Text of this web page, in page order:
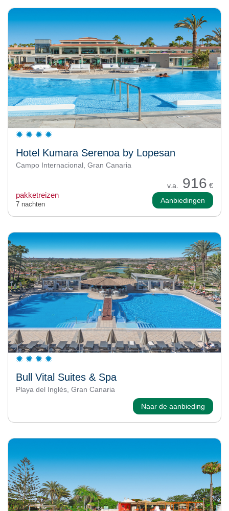
Hotel Kumara Serenoa by Lopesan
Campo Internacional, Gran Canaria
v.a. 916 €
pakketreizen
7 nachten Aanbiedingen
Bull Vital Suites & Spa
Playa del Inglés, Gran Canaria
Naar de aanbieding